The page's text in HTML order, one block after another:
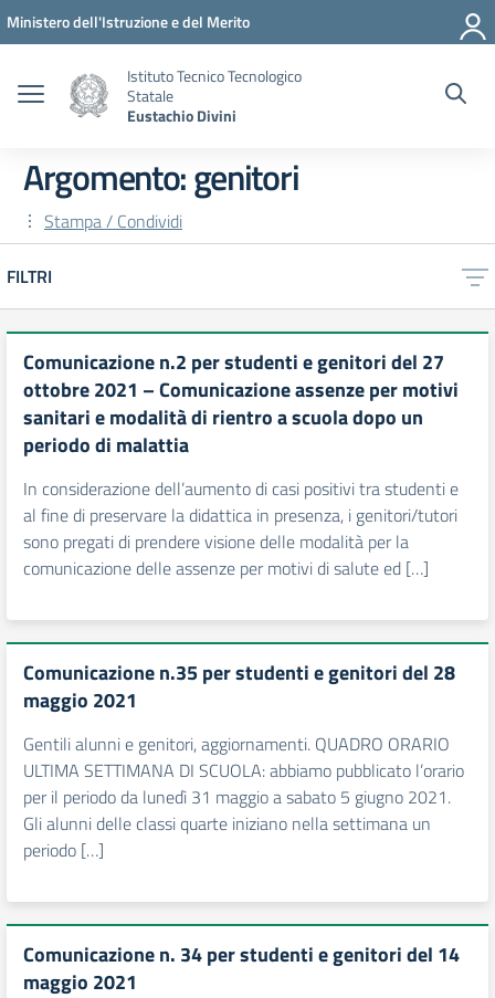
Vai ai contenuti
Vai al menu di navigazione
Vai al footer
Ministero dell'Istruzione e del Merito
Istituto Tecnico Tecnologico
Statale
Eustachio Divini
Argomento: genitori
Stampa / Condividi
FILTRI
Comunicazione n.2 per studenti e genitori del 27
ottobre 2021 – Comunicazione assenze per motivi
sanitari e modalità di rientro a scuola dopo un
periodo di malattia
In considerazione dell’aumento di casi positivi tra studenti e
al fine di preservare la didattica in presenza, i genitori/tutori
sono pregati di prendere visione delle modalità per la
comunicazione delle assenze per motivi di salute ed […]
Comunicazione n.35 per studenti e genitori del 28
maggio 2021
Gentili alunni e genitori, aggiornamenti. QUADRO ORARIO
ULTIMA SETTIMANA DI SCUOLA: abbiamo pubblicato l’orario
per il periodo da lunedì 31 maggio a sabato 5 giugno 2021.
Gli alunni delle classi quarte iniziano nella settimana un
periodo […]
Comunicazione n. 34 per studenti e genitori del 14
maggio 2021